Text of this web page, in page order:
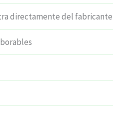
directamente del fabricante